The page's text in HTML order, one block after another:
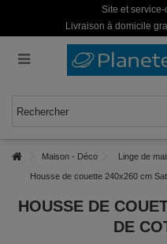
Site et
Livraison à domicile
Maison - Déco Linge de
Housse de couette 240x260 cm
HOUSSE DE
DE